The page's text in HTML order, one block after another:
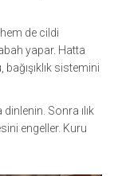
de cildi
yapar. Hatta
sistemini
Sonra ılık
engeller. Kuru